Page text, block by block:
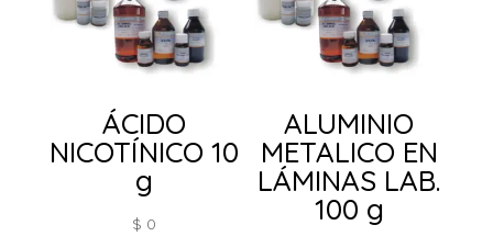
ÁCIDO
NICOTÍNICO 10
g
$ 0
ALUMINIO
METALICO EN
LÁMINAS LAB.
100 g